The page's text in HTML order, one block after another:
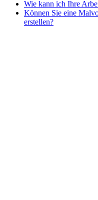
Nezaradené
Unkategorisiert
Wie kann ich Ihre
Können Sie eine
erstellen?